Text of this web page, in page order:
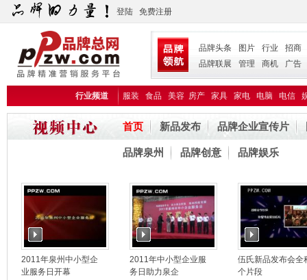
登陆 免费注册
品牌头条 图片 行业
招商
品牌联展
管理 商机 广告
行业频道 服装 食品 美容 房产 家具 家电 电脑 电信
首页 新品发布 品牌企业宣传片
品牌泉州 品牌创意 品牌娱乐
2011年泉州中小型企
业服务日开幕
2011年中小型企业服
务日助力泉企
伍氏新品发布会全
个片段